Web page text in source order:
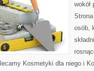
wokół
osób,
Kosmetyki dla niego i